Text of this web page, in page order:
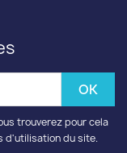
trouverez pour cela
d'utilisation du site.